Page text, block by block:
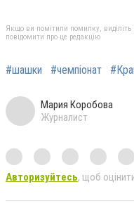
Якщо ви помітили помилку, виділіть
повідомити про це редакцію
#шашки #чемпіонат
Мария Коробова
Журналист
Авторизуйтесь, щоб